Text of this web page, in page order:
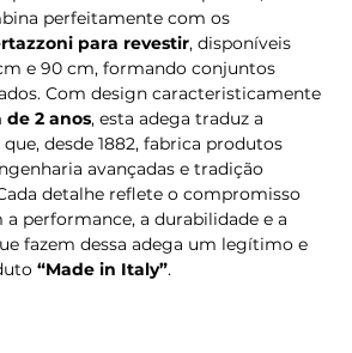
perfeitamente com os
para revestir, disponíveis
e 90 cm, formando conjuntos
Com design caracteristicamente
2 anos, esta adega traduz a
desde 1882, fabrica produtos
avançadas e tradição
detalhe reflete o compromisso
performance, a durabilidade e a
fazem dessa adega um legítimo e
“Made in Italy”.